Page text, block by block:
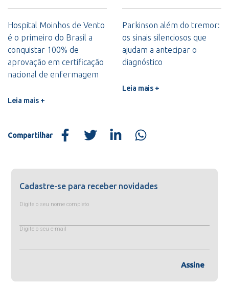
Hospital Moinhos de Vento
é o primeiro do Brasil a
conquistar 100% de
aprovação em certificação
nacional de enfermagem
Leia mais +
Parkinson além do tremor:
os sinais silenciosos que
ajudam a antecipar o
diagnóstico
Leia mais +
Compartilhar
Cadastre-se para receber novidades
Digite o seu nome completo
Digite o seu e-mail
Assine